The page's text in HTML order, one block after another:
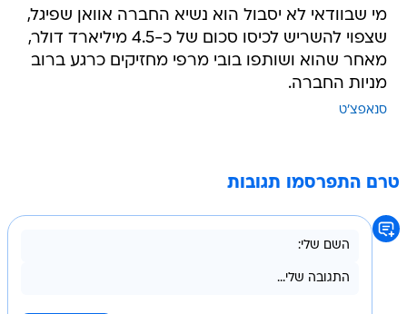
מי שבוודאי לא יסבול הוא נשיא החברה אוואן שפיגל,
שצפוי להשריש לכיסו סכום של כ-4.5 מיליארד דולר,
מאחר שהוא ושותפו בובי מרפי מחזיקים כרגע ברוב
מניות החברה.
סנאפצ'ט
טרם התפרסמו תגובות